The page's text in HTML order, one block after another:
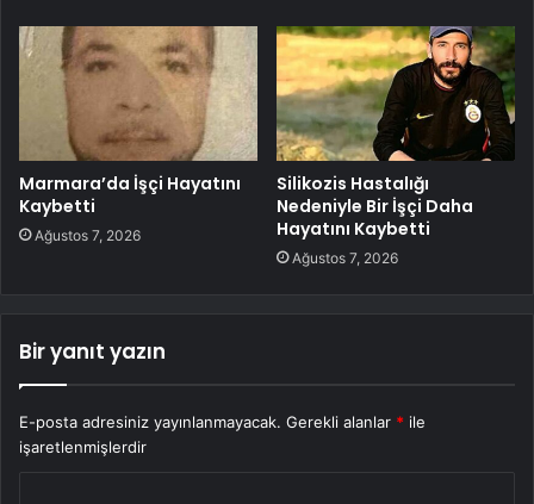
Marmara’da İşçi Hayatını
Kaybetti
Ağustos 7, 2026
Silikozis Hastalığı
Nedeniyle Bir İşçi Daha
Hayatını Kaybetti
Ağustos 7, 2026
Bir yanıt yazın
E-posta adresiniz yayınlanmayacak. Gerekli alanlar * ile
işaretlenmişlerdir